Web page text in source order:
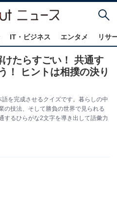
IT・ビジネス エンタメ リサ
けたらすごい！ 共通す
！ ヒントは相撲の決り
を完成させるクイズです。暮らしの中
の技法、そして勝負の世界で見られる
するひらがな2文字を導き出して語彙力